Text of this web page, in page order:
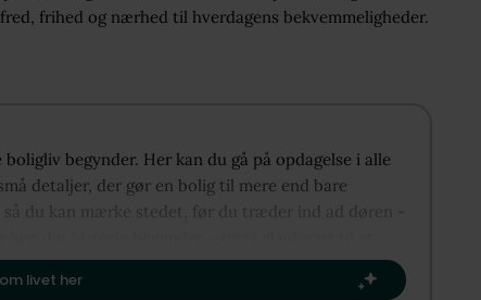
frihed og nærhed til hverdagens bekvemmeligheder.
boligliv begynder. Her kan du gå på opdagelse i alle
detaljer, der gør en bolig til mere end bare
du kan mærke stedet, før du træder ind ad døren -
kapitel.​
livet her